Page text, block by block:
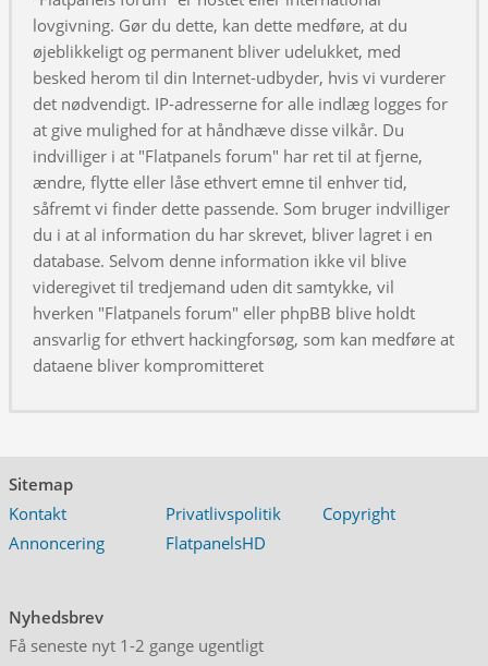
lovgivning. Gør du dette, kan dette medføre, at du
øjeblikkeligt og permanent bliver udelukket, med
besked herom til din Internet-udbyder, hvis vi vurderer
det nødvendigt. IP-adresserne for alle indlæg logges for
at give mulighed for at håndhæve disse vilkår. Du
indvilliger i at "Flatpanels forum" har ret til at fjerne,
ændre, flytte eller låse ethvert emne til enhver tid,
såfremt vi finder dette passende. Som bruger indvilliger
du i at al information du har skrevet, bliver lagret i en
database. Selvom denne information ikke vil blive
videregivet til tredjemand uden dit samtykke, vil
hverken "Flatpanels forum" eller phpBB blive holdt
ansvarlig for ethvert hackingforsøg, som kan medføre at
dataene bliver kompromitteret
Sitemap
Kontakt
Privatlivspolitik
Copyright
Annoncering
FlatpanelsHD
Nyhedsbrev
Få seneste nyt 1-2 gange ugentligt